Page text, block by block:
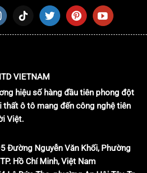
VIETNAM
hiệu số hàng đầu tiên phong đột
thất ô tô mang đến công nghệ tiên
Việt.
Đường Nguyễn Văn Khối, Phường
Hồ Chí Minh, Việt Nam